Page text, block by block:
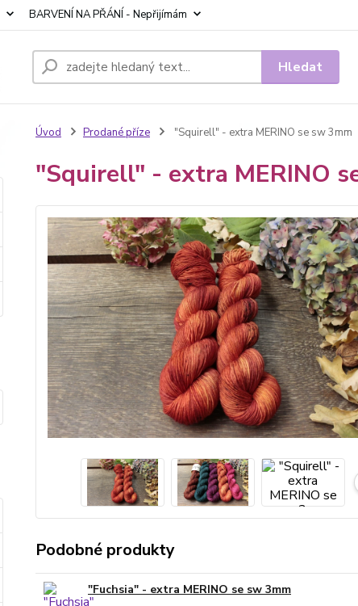
BARVENÍ NA PŘÁNÍ - Nepřijímám
Hledat
Úvod Prodané příze "Squirell" - extra MERINO se sw 3mm
"Squirell" - extra MERINO
Podobné produkty
"Fuchsia" - extra MERINO se sw 3mm